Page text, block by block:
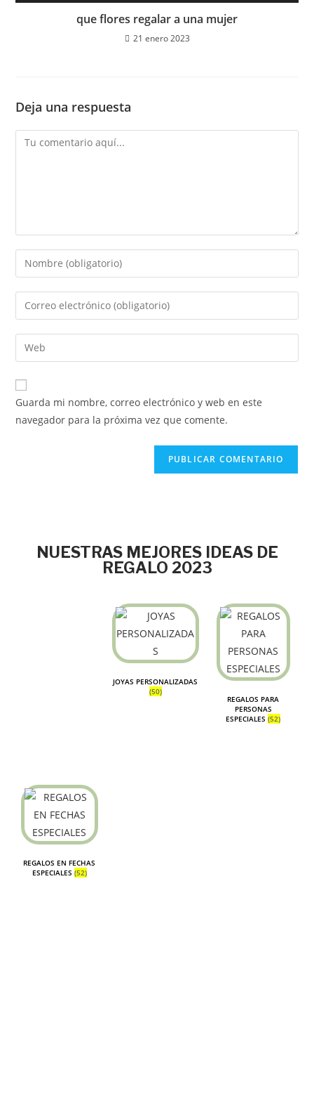
que flores regalar a una mujer
21 enero 2023
Deja una respuesta
Guarda mi nombre, correo electrónico y web en este
navegador para la próxima vez que comente.
NUESTRAS MEJORES IDEAS DE
REGALO 2023
JOYAS PERSONALIZADAS
(50)
REGALOS PARA
PERSONAS
ESPECIALES(52)
REGALOS EN FECHAS
ESPECIALES (52)